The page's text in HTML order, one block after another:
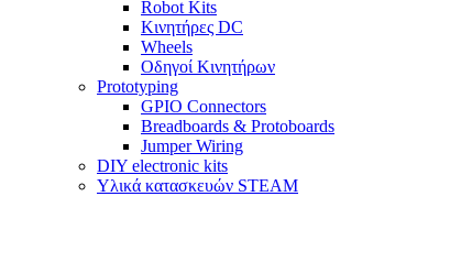
Robot Kits
Κινητήρες DC
Wheels
Οδηγοί Κινητήρων
Prototyping
GPIO Connectors
Breadboards & Protoboards
Jumper Wiring
DIY electronic kits
Υλικά κατασκευών STEAM